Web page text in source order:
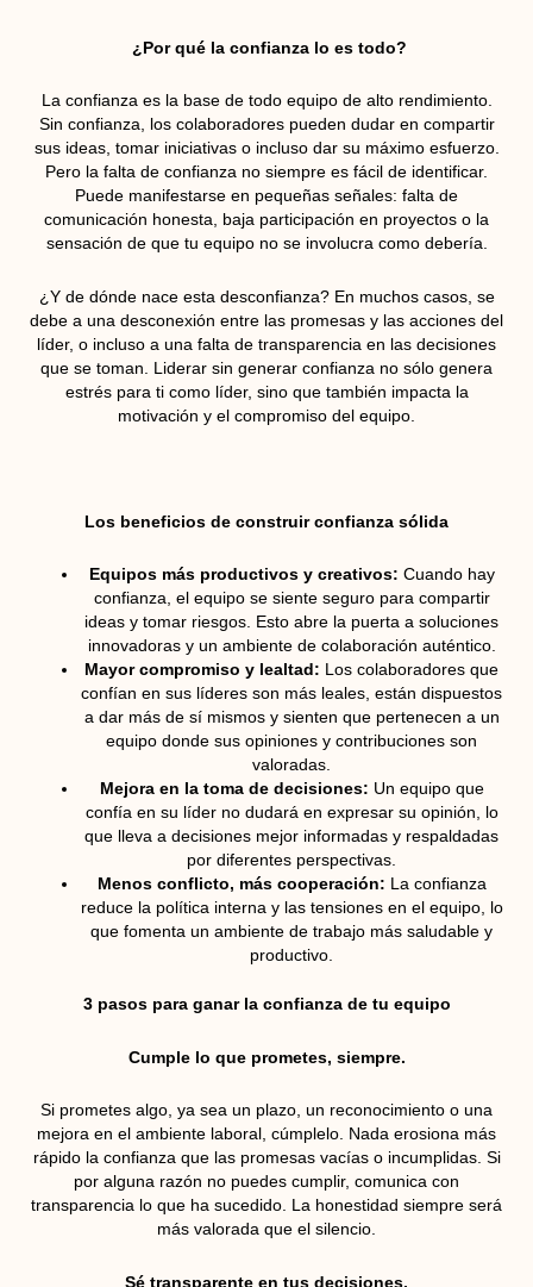
¿Por qué la confianza lo es todo?
La confianza es la base de todo equipo de alto rendimiento.
Sin confianza, los colaboradores pueden dudar en compartir
sus ideas, tomar iniciativas o incluso dar su máximo esfuerzo.
Pero la falta de confianza no siempre es fácil de identificar.
Puede manifestarse en pequeñas señales: falta de
comunicación honesta, baja participación en proyectos o la
sensación de que tu equipo no se involucra como debería.
¿Y de dónde nace esta desconfianza? En muchos casos, se
debe a una desconexión entre las promesas y las acciones del
líder, o incluso a una falta de transparencia en las decisiones
que se toman. Liderar sin generar confianza no sólo genera
estrés para ti como líder, sino que también impacta la
motivación y el compromiso del equipo.
Los beneficios de construir confianza sólida
Equipos más productivos y creativos: Cuando hay
confianza, el equipo se siente seguro para compartir
ideas y tomar riesgos. Esto abre la puerta a soluciones
innovadoras y un ambiente de colaboración auténtico.
Mayor compromiso y lealtad: Los colaboradores que
confían en sus líderes son más leales, están dispuestos
a dar más de sí mismos y sienten que pertenecen a un
equipo donde sus opiniones y contribuciones son
valoradas.
Mejora en la toma de decisiones: Un equipo que
confía en su líder no dudará en expresar su opinión, lo
que lleva a decisiones mejor informadas y respaldadas
por diferentes perspectivas.
Menos conflicto, más cooperación: La confianza
reduce la política interna y las tensiones en el equipo, lo
que fomenta un ambiente de trabajo más saludable y
productivo.
3 pasos para ganar la confianza de tu equipo
Cumple lo que prometes, siempre.
Si prometes algo, ya sea un plazo, un reconocimiento o una
mejora en el ambiente laboral, cúmplelo. Nada erosiona más
rápido la confianza que las promesas vacías o incumplidas. Si
por alguna razón no puedes cumplir, comunica con
transparencia lo que ha sucedido. La honestidad siempre será
más valorada que el silencio.
Sé transparente en tus decisiones.